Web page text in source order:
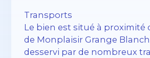
Transports
Le bien est situé à proximité
de Monplaisir Grange
desservi par de nombreux